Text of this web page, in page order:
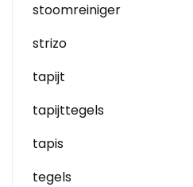
stoomreiniger
strizo
tapijt
tapijttegels
tapis
tegels